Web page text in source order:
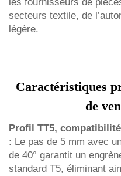
secteurs textile, de
légère.
Caractéristiques
de
Profil TT5,
: Le pas de 5 mm avec
de 40° garantit un
standard T5, éliminant